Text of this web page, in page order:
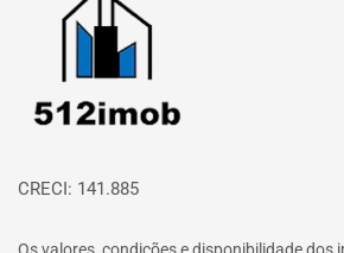
CRECI: 141.885
Os valores, condições e disponibilidade dos